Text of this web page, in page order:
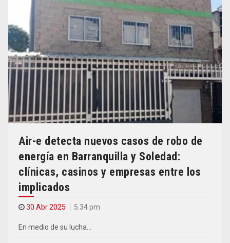
Air-e detecta nuevos casos de robo de
energía en Barranquilla y Soledad:
clínicas, casinos y empresas entre los
implicados
30 Abr 2025 5.34 pm
En medio de su lucha…